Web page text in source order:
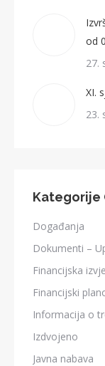
od
27.
XI.
23.
Kategorije
Događanja
Dokumenti –
Financijska
Financijski
Informacija o
Izdvojeno
Javna nabava